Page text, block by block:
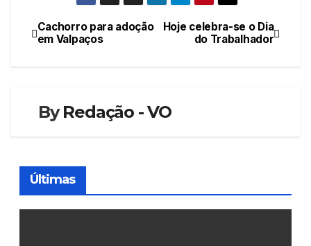
Navegação
Hoje celebra-se o Dia
do Trabalhador
Cachorro para adoção
em Valpaços
ByRedação - VO
Últimas